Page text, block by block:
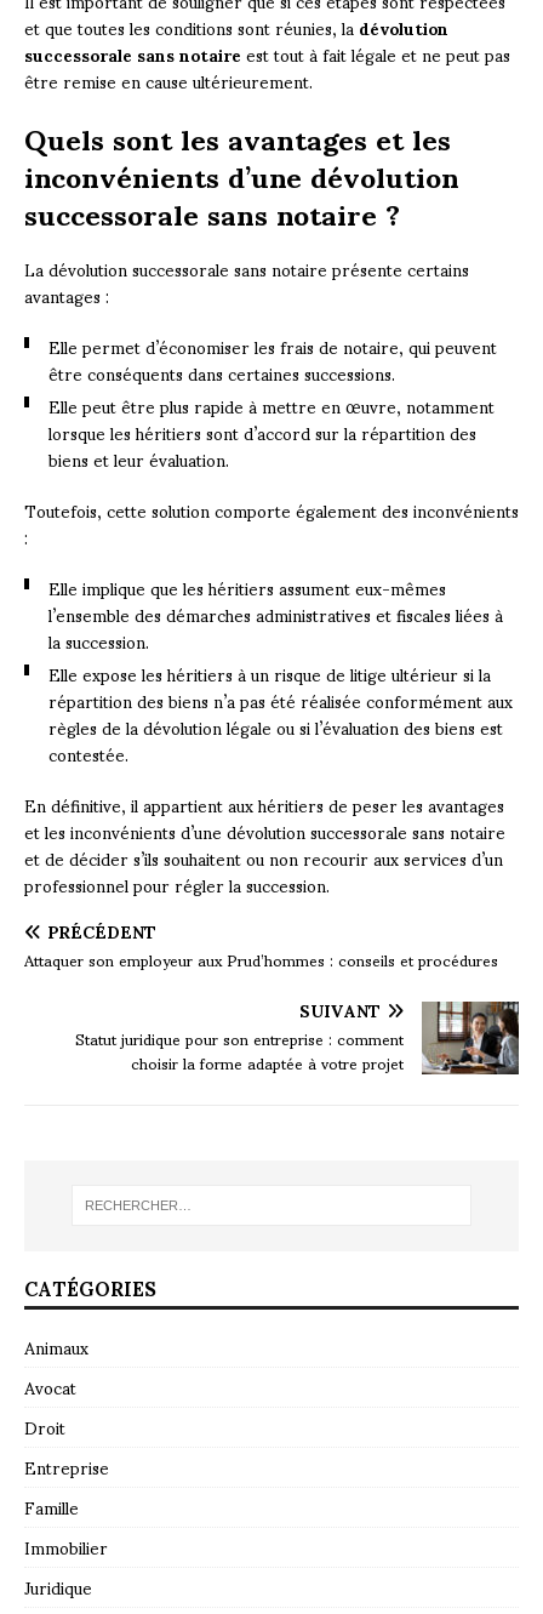
et que toutes les conditions sont réunies, ladévolution
successorale sans notaireest tout à fait légale et ne peut pas
être remise en cause ultérieurement.
Quels sont les avantages et les
inconvénients d’une dévolution
successorale sans notaire ?
La dévolution successorale sans notaire présente certains
avantages :
Elle permet d’économiser les frais de notaire, qui peuvent
être conséquents dans certaines successions.
Elle peut être plus rapide à mettre en œuvre, notamment
lorsque les héritiers sont d’accord sur la répartition des
biens et leur évaluation.
Toutefois, cette solution comporte également des inconvénients
:
Elle implique que les héritiers assument eux-mêmes
l’ensemble des démarches administratives et fiscales liées à
la succession.
Elle expose les héritiers à un risque de litige ultérieur si la
répartition des biens n’a pas été réalisée conformément aux
règles de la dévolution légale ou si l’évaluation des biens est
contestée.
En définitive, il appartient aux héritiers de peser les avantages
et les inconvénients d’une dévolution successorale sans notaire
et de décider s’ils souhaitent ou non recourir aux services d’un
professionnel pour régler la succession.
PRÉCÉDENT
Attaquer son employeur aux Prud’hommes : conseils et procédures
SUIVANT
Statut juridique pour son entreprise : comment
choisir la forme adaptée à votre projet
CATÉGORIES
Animaux
Avocat
Droit
Entreprise
Famille
Immobilier
Juridique